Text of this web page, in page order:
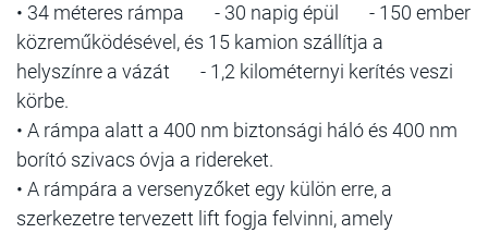
• 34 méteres rámpa - 30 napig épül - 150 ember
közreműködésével, és 15 kamion szállítja a
helyszínre a vázát - 1,2 kilométernyi kerítés veszi
körbe.
• A rámpa alatt a 400 nm biztonsági háló és 400 nm
borító szivacs óvja a ridereket.
• A rámpára a versenyzőket egy külön erre, a
szerkezetre tervezett lift fogja felvinni, amely